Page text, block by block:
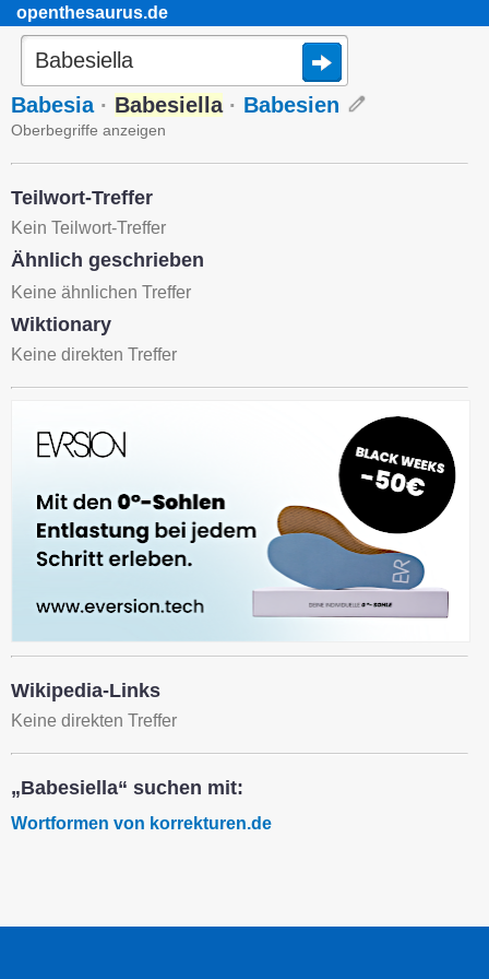
openthesaurus.de
Babesia · Babesiella · Babesien
Oberbegriffe anzeigen
Teilwort-Treffer
Kein Teilwort-Treffer
Ähnlich geschrieben
Keine ähnlichen Treffer
Wiktionary
Keine direkten Treffer
Wikipedia-Links
Keine direkten Treffer
„Babesiella“ suchen mit:
Wortformen von korrekturen.de